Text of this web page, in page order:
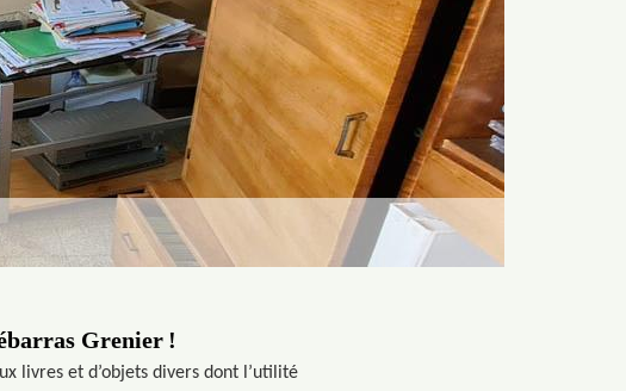
Grenier !
livres et d’objets divers dont l’utilité